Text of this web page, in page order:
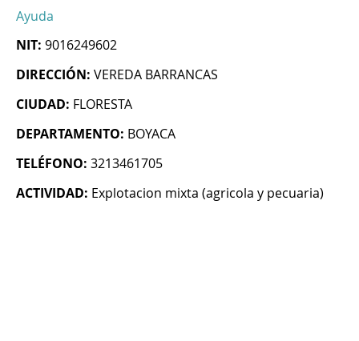
Ayuda
NIT: 9016249602
DIRECCIÓN: VEREDA BARRANCAS
CIUDAD: FLORESTA
DEPARTAMENTO: BOYACA
TELÉFONO: 3213461705
ACTIVIDAD: Explotacion mixta (agricola y pecuaria)